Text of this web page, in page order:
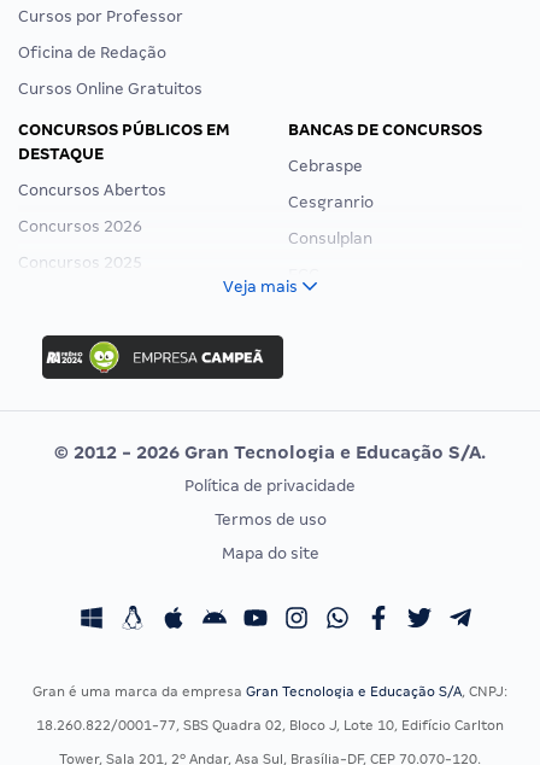
Cursos por Professor
Oficina de Redação
Cursos Online Gratuitos
CONCURSOS PÚBLICOS EM
DESTAQUE
Concursos Abertos
Concursos 2026
Concursos 2025
Concurso Ibama
Concurso MPU
Editais publicados
BANCAS DE CONCURSOS
Cebraspe
Cesgranrio
Consulplan
Vunesp
CONCURSOS POR PROFISSÃO
Concursos Fiscais
Concursos Saúde
EXAME DE ORDEM
Calendário OAB
Veja mais
© 2012 - 2026 Gran Tecnologia e Educação S/A.
Política de privacidade
Termos de uso
Mapa do site
Gran é uma marca da empresa Gran Tecnologia e Educação S/A, CNPJ:
18.260.822/0001-77, SBS Quadra 02, Bloco J, Lote 10, Edifício Carlton
Tower, Sala 201, 2º Andar, Asa Sul, Brasília-DF, CEP 70.070-120.